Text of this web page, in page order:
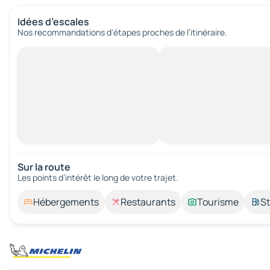
Idées d’escales
Nos recommandations d'étapes proches de l’itinéraire.
Sur la route
Les points d’intérêt le long de votre trajet.
Hébergements Restaurants Tourisme